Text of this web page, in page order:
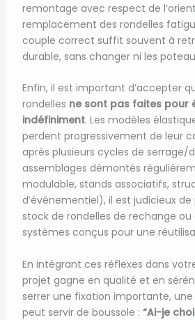
remontage avec respect de
remplacement des rondelles
couple correct suffit souvent à
durable, sans changer ni les
Enfin, il est important d’accepter
rondelles ne sont pas faites pour
indéfiniment. Les modèles
perdent progressivement de leur
après plusieurs cycles de serrage/
assemblages démontés
modulable, stands associatifs,
d’événementiel), il est judicieux
stock de rondelles de rechange ou
systèmes conçus pour une
En intégrant ces réflexes dans
projet gagne en qualité et en
serrer une fixation importante,
peut servir de boussole : “Ai-je